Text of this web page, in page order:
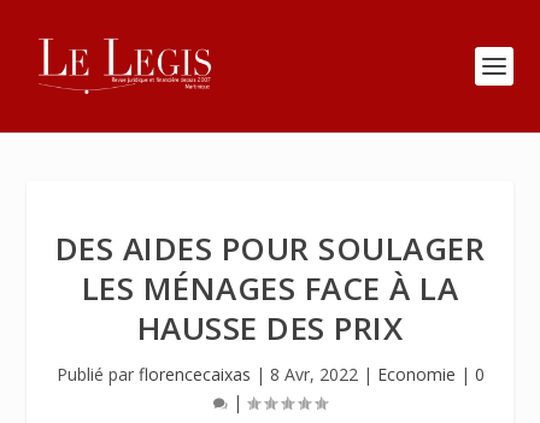
DES AIDES POUR SOULAGER
LES MÉNAGES FACE À LA
HAUSSE DES PRIX
Publié par florencecaixas | 8 Avr, 2022| Economie | 0
|